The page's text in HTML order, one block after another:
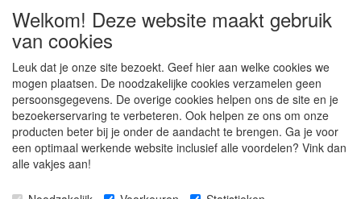
Waar ben je naar op zoek?
Winkelwagen
Uw winkelwagen is leeg
Welkom! Deze website maakt gebruik
van cookies
Leuk dat je onze site bezoekt. Geef hier aan welke cookies we
mogen plaatsen. De noodzakelijke cookies verzamelen geen
persoonsgegevens. De overige cookies helpen ons de site en je
bezoekerservaring te verbeteren. Ook helpen ze ons om onze
producten beter bij je onder de aandacht te brengen. Ga je voor
een optimaal werkende website inclusief alle voordelen? Vink dan
alle vakjes aan!